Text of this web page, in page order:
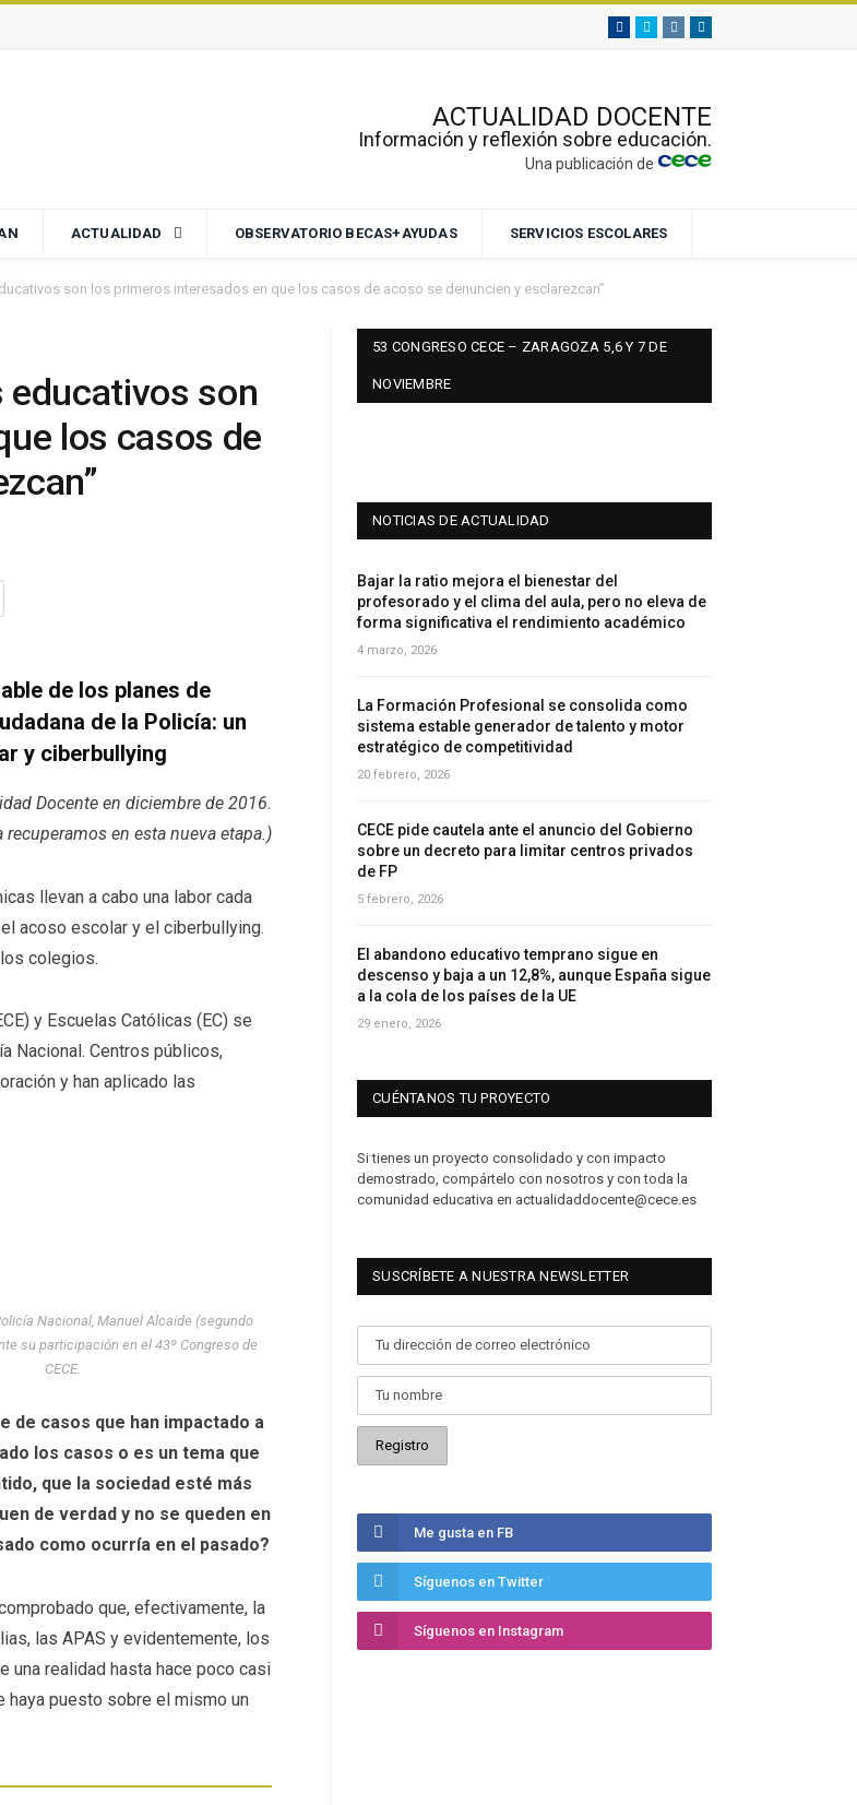
Facebook
TwitterInstagramLinkedin
ACTUALIDAD DOCENTE
Información y reflexión sobre educación.
Una publicación de
ACTUALIDAD OBSERVATORIO BECAS+AYUDAS SERVICIOS ESCOLARES
son los primeros interesados en que los casos de acoso se denuncien y esclarezcan”
educativos son
los casos de
de los planes de
de la Policía: un
y ciberbullying
Docente en diciembre de 2016.
recuperamos en esta nueva etapa.)
llevan a cabo una labor cada
acoso escolar y el ciberbullying.
colegios.
y Escuelas Católicas (EC) se
Nacional. Centros públicos,
y han aplicado las
Nacional, Manuel Alcaide (segundo
su participación en el 43º Congreso de
CECE.
de casos que han impactado a
los casos o es un tema que
que la sociedad esté más
de verdad y no se queden en
como ocurría en el pasado?
que, efectivamente, la
las APAS y evidentemente, los
una realidad hasta hace poco casi
haya puesto sobre el mismo un
53 CONGRESO CECE – ZARAGOZA 5,6 Y 7 DE
NOVIEMBRE
NOTICIAS DE ACTUALIDAD
Bajar la ratio mejora el bienestar del
profesorado y el clima del aula, pero no eleva de
forma significativa el rendimiento académico
4 marzo, 2026
La Formación Profesional se consolida como
sistema estable generador de talento y motor
estratégico de competitividad
20 febrero, 2026
CECE pide cautela ante el anuncio del Gobierno
sobre un decreto para limitar centros privados
de FP
5 febrero, 2026
El abandono educativo temprano sigue en
descenso y baja a un 12,8%, aunque España sigue
a la cola de los países de la UE
29 enero, 2026
CUÉNTANOS TU PROYECTO
Si tienes un proyecto consolidado y con impacto
demostrado, compártelo con nosotros y con toda la
comunidad educativa en actualidaddocente@cece.es
SUSCRÍBETE A NUESTRA NEWSLETTER
Me gusta en FB
Síguenos en Twitter
Síguenos en Instagram